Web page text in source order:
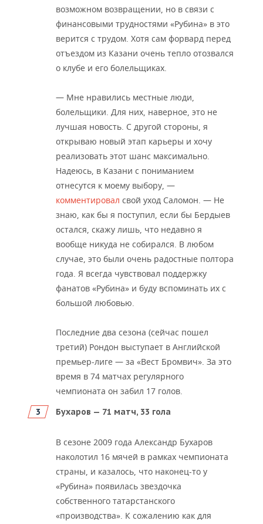
возможном возвращении, но в связи с
финансовыми трудностями «Рубина» в это
верится с трудом. Хотя сам форвард перед
отъездом из Казани очень тепло отозвался
о клубе и его болельщиках.
— Мне нравились местные люди,
болельщики. Для них, наверное, это не
лучшая новость. С другой стороны, я
открываю новый этап карьеры и хочу
реализовать этот шанс максимально.
Надеюсь, в Казани с пониманием
отнесутся к моему выбору, —
комментировал свой уход Саломон. — Не
знаю, как бы я поступил, если бы Бердыев
остался, скажу лишь, что недавно я
вообще никуда не собирался. В любом
случае, это были очень радостные полтора
года. Я всегда чувствовал поддержку
фанатов «Рубина» и буду вспоминать их с
большой любовью.
Последние два сезона (сейчас пошел
третий) Рондон выступает в Английской
премьер-лиге — за «Вест Бромвич». За это
время в 74 матчах регулярного
чемпионата он забил 17 голов.
Бухаров — 71 матч, 33 гола
В сезоне 2009 года Александр Бухаров
наколотил 16 мячей в рамках чемпионата
страны, и казалось, что наконец-то у
«Рубина» появилась звездочка
собственного татарстанского
«производства». К сожалению как для